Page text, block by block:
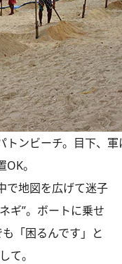
ンビーチ。目下、
。
で地図を広げて迷子
ギ”。ボートに乗せ
「困るんです」と
て。